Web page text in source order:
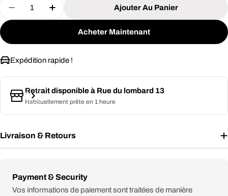
Diminuer La Quantité Pour JOJO’S BIZARRE
Augmenter La Quantité Pour JOJO’S
Ajouter Au Panier
Acheter Maintenant
Expédition rapide !
Retrait disponible à Rue du lombard 13
Habituellement prête en 1 heure
Livraison & Retours
Payment & Security
Modes
de
Vos informations de paiement sont traitées de manière